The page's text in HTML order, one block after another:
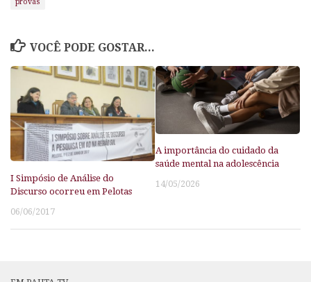
VOCÊ PODE GOSTAR...
I Simpósio de Análise do
Discurso ocorreu em Pelotas
06/06/2017
A importância do cuidado da
saúde mental na adolescência
14/05/2026